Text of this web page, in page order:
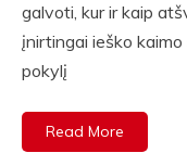
galvoti, kur ir kaip
įnirtingai ieško
pokylį
Read More